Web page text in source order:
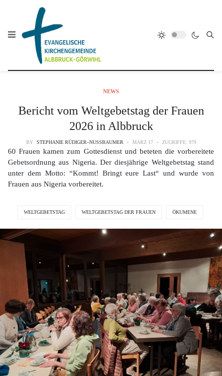
NEWS
Bericht vom Weltgebetstag der Frauen
2026 in Albbruck
BY STEPHANIE RÜDIGER–NUSSBAUMER MÄRZ 17 ZUGRIFFE: 979
60 Frauen kamen zum Gottesdienst und beteten die vorbereitete
Gebetsordnung aus Nigeria. Der diesjährige Weltgebetstag stand
unter dem Motto: “Kommt! Bringt eure Last“ und wurde von
Frauen aus Nigeria vorbereitet.
WELTGEBETSTAG WELTGEBETSTAG DER FRAUEN ÖKUMENE